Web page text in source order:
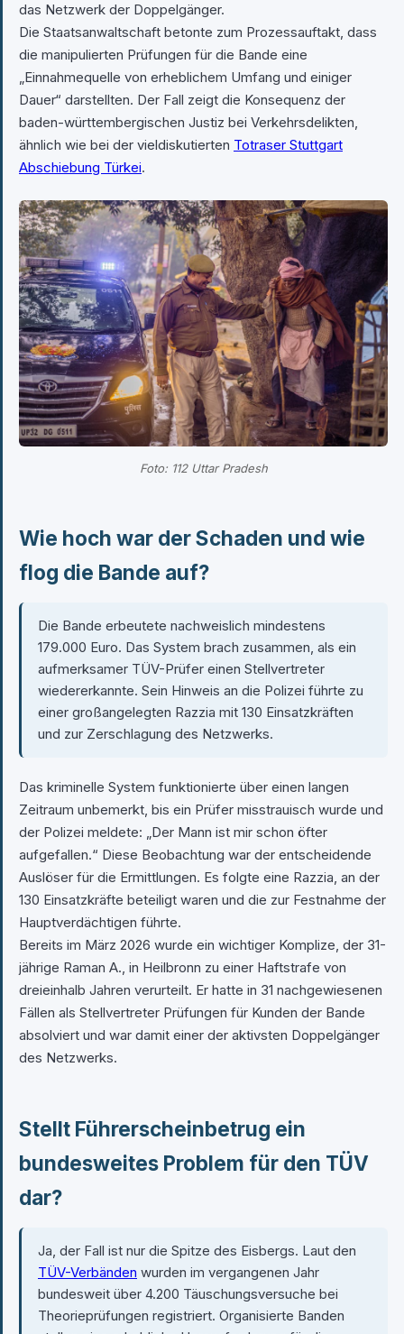
das Netzwerk der Doppelgänger.
Die Staatsanwaltschaft betonte zum Prozessauftakt, dass
die manipulierten Prüfungen für die Bande eine
„Einnahmequelle von erheblichem Umfang und einiger
Dauer“ darstellten. Der Fall zeigt die Konsequenz der
baden-württembergischen Justiz bei Verkehrsdelikten,
ähnlich wie bei der vieldiskutierten Totraser Stuttgart
Abschiebung Türkei.
Foto: 112 Uttar Pradesh
Wie hoch war der Schaden und wie
flog die Bande auf?
Die Bande erbeutete nachweislich mindestens
179.000 Euro. Das System brach zusammen, als ein
aufmerksamer TÜV-Prüfer einen Stellvertreter
wiedererkannte. Sein Hinweis an die Polizei führte zu
einer großangelegten Razzia mit 130 Einsatzkräften
und zur Zerschlagung des Netzwerks.
Das kriminelle System funktionierte über einen langen
Zeitraum unbemerkt, bis ein Prüfer misstrauisch wurde und
der Polizei meldete: „Der Mann ist mir schon öfter
aufgefallen.“ Diese Beobachtung war der entscheidende
Auslöser für die Ermittlungen. Es folgte eine Razzia, an der
130 Einsatzkräfte beteiligt waren und die zur Festnahme der
Hauptverdächtigen führte.
Bereits im März 2026 wurde ein wichtiger Komplize, der 31-
jährige Raman A., in Heilbronn zu einer Haftstrafe von
dreieinhalb Jahren verurteilt. Er hatte in 31 nachgewiesenen
Fällen als Stellvertreter Prüfungen für Kunden der Bande
absolviert und war damit einer der aktivsten Doppelgänger
des Netzwerks.
Stellt Führerscheinbetrug ein
bundesweites Problem für den TÜV
dar?
Ja, der Fall ist nur die Spitze des Eisbergs. Laut den
TÜV-Verbänden wurden im vergangenen Jahr
bundesweit über 4.200 Täuschungsversuche bei
Theorieprüfungen registriert. Organisierte Banden